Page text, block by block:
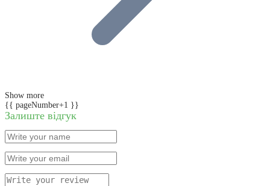
Show more
{{ pageNumber+1 }}
Залиште відгук